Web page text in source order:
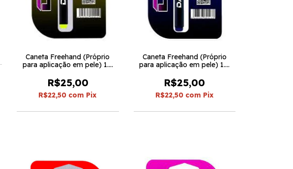
Caneta Freehand (Próprio
para aplicação em pele) 1.0
R$25,00
R$22,50 com Pix
Caneta Freehand (Próprio
para aplicação em pele) 1.0
R$25,00
R$22,50 com Pix